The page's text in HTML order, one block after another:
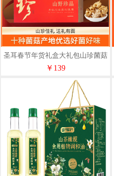
圣耳春节年货礼盒大礼包山珍菌菇
野生菌类干货汤料包干货新送礼
￥139